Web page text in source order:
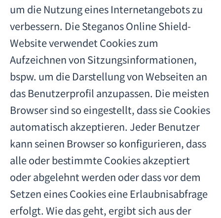
um die Nutzung eines Internetangebots zu
verbessern. Die Steganos Online Shield-
Website verwendet Cookies zum
Aufzeichnen von Sitzungsinformationen,
bspw. um die Darstellung von Webseiten an
das Benutzerprofil anzupassen. Die meisten
Browser sind so eingestellt, dass sie Cookies
automatisch akzeptieren. Jeder Benutzer
kann seinen Browser so konfigurieren, dass
alle oder bestimmte Cookies akzeptiert
oder abgelehnt werden oder dass vor dem
Setzen eines Cookies eine Erlaubnisabfrage
erfolgt. Wie das geht, ergibt sich aus der